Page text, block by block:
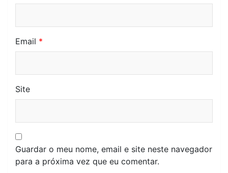
Email *
Site
Guardar o meu nome, email e site neste navegador
para a próxima vez que eu comentar.